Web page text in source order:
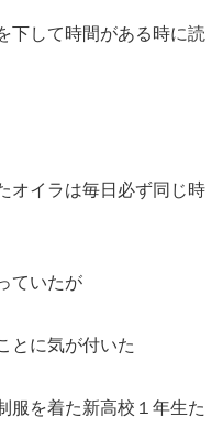
下して時間がある時に読
オイラは毎日必ず同じ時
ていたが
とに気が付いた
服を着た新高校１年生た